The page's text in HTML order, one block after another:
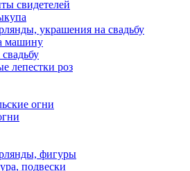
свидетелей
украшения на свадьбу
машину
лепестки роз
огни
фигуры
подвески